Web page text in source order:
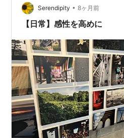
ーツ誕生の歴史 ムートンブーツ
Serendipity • 8ヶ月前
【日常】感性を高めに